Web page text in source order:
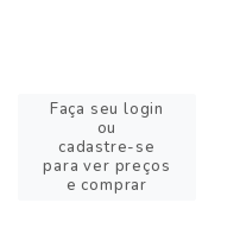
Faça seu login
ou
cadastre-se
para ver preços
e comprar